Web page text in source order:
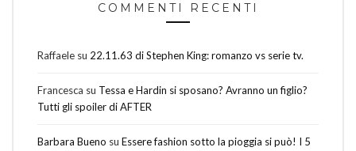
COMMENTI RECENTI
Raffaele su 22.11.63 di Stephen King: romanzo vs serie tv.
Francesca su Tessa e Hardin si sposano? Avranno un figlio?
Tutti gli spoiler di AFTER
Barbara Bueno su Essere fashion sotto la pioggia si può! I 5